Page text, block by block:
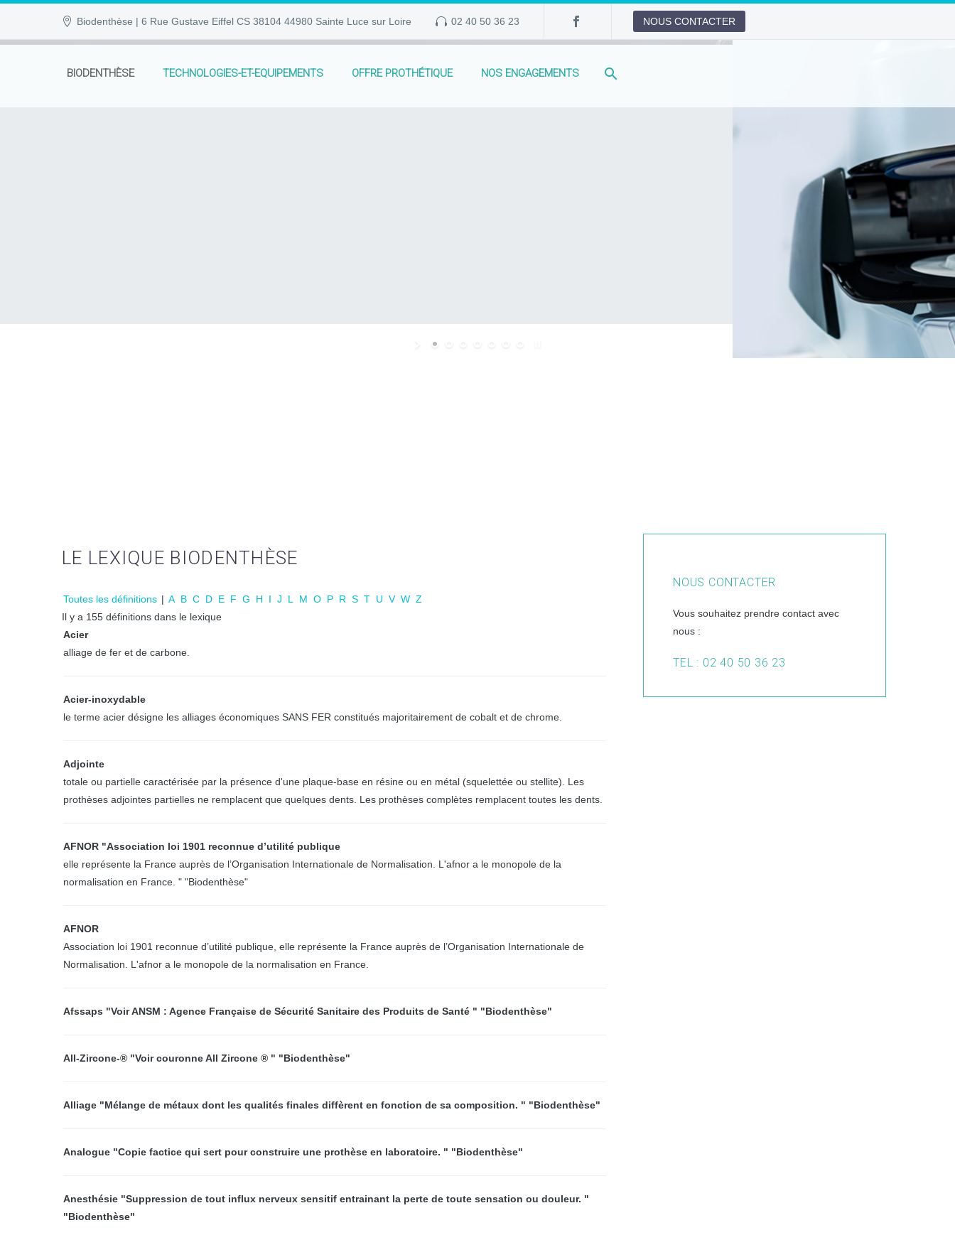
Biodenthèse | 6 Rue Gustave Eiffel CS 38104 44980 Sainte Luce sur Loire 02 40 50 36 23 NOUS CONTACTER
BIODENTHÈSE TECHNOLOGIES-ET-EQUIPEMENTS OFFRE PROTHÉTIQUE NOS ENGAGEMENTS
LE LEXIQUE BIODENTHÈSE
Toutes les définitions | A B C D E F G H I J L M O P R S T U V W Z
Il y a 155 définitions dans le lexique
Acier
alliage de fer et de carbone.
Acier-inoxydable
le terme acier désigne les alliages économiques SANS FER constitués majoritairement de cobalt et de chrome.
Adjointe
totale ou partielle caractérisée par la présence d'une plaque-base en résine ou en métal (squelettée ou stellite). Les
prothèses adjointes partielles ne remplacent que quelques dents. Les prothèses complètes remplacent toutes les dents.
AFNOR "Association loi 1901 reconnue d’utilité publique
elle représente la France auprès de l’Organisation Internationale de Normalisation. L'afnor a le monopole de la
normalisation en France. " "Biodenthèse"
AFNOR
Association loi 1901 reconnue d’utilité publique, elle représente la France auprès de l’Organisation Internationale de
Normalisation. L'afnor a le monopole de la normalisation en France.
Afssaps "Voir ANSM : Agence Française de Sécurité Sanitaire des Produits de Santé " "Biodenthèse"
All-Zircone-® "Voir couronne All Zircone ® " "Biodenthèse"
Alliage "Mélange de métaux dont les qualités finales diffèrent en fonction de sa composition. " "Biodenthèse"
Analogue "Copie factice qui sert pour construire une prothèse en laboratoire. " "Biodenthèse"
Anesthésie "Suppression de tout influx nerveux sensitif entrainant la perte de toute sensation ou douleur. "
"Biodenthèse"
NOUS CONTACTER
Vous souhaitez prendre contact avec
nous :
TEL : 02 40 50 36 23